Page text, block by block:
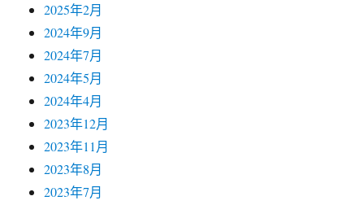
2025年2月
2024年9月
2024年7月
2024年5月
2024年4月
2023年12月
2023年11月
2023年8月
2023年7月